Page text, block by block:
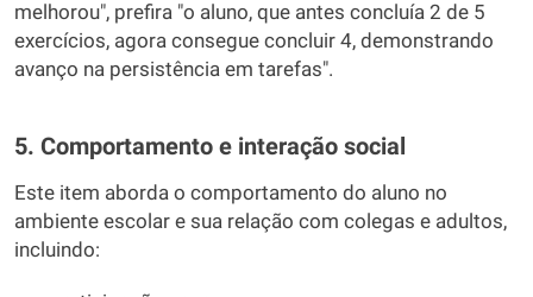
melhorou", prefira "o aluno, que antes concluía 2 de 5
exercícios, agora consegue concluir 4, demonstrando
avanço na persistência em tarefas".
5. Comportamento e interação social
Este item aborda o comportamento do aluno no
ambiente escolar e sua relação com colegas e adultos,
incluindo: